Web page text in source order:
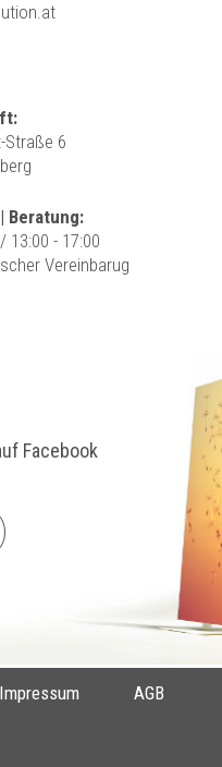
Straße 6
Beratung:
13:00 - 17:00
Vereinbarug
Facebook
Impressum AGB